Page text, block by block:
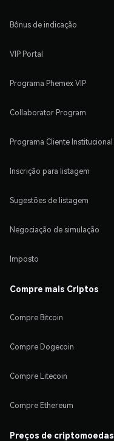
Bônus de indicação
VIP Portal
Programa Phemex VIP
Collaborator Program
Programa Cliente Institucional
Inscrição para listagem
Sugestões de listagem
Negociação de simulação
Imposto
Compre mais Criptos
Compre Bitcoin
Compre Dogecoin
Compre Litecoin
Compre Ethereum
Preços de criptomoedas